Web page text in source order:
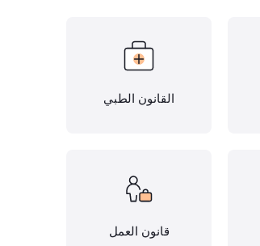
القانون الطبي
قانون العمل